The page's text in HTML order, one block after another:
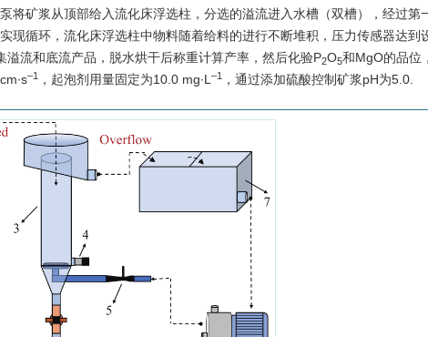
将矿浆从顶部给入流化床浮选柱，分选的溢流进入水槽（双槽），经过第
现循环，流化床浮选柱中物料随着给料的进行不断堆积，压力传感器达到
流和底流产品，脱水烘干后称重计算产率，然后化验P2O5和MgO的品位
–1 ，起泡剂用量固定为10.0 mg·L –1 ，通过添加硫酸控制矿浆pH为5.0.